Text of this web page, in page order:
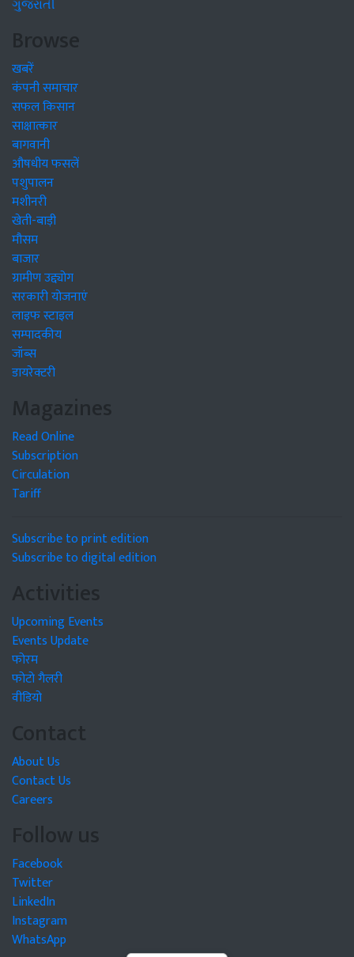
ગુજરાતી
Browse
खबरें
कंपनी समाचार
सफल किसान
साक्षात्कार
बागवानी
औषधीय फसलें
पशुपालन
मशीनरी
खेती-बाड़ी
मौसम
बाजार
ग्रामीण उद्द्योग
सरकारी योजनाएं
लाइफ स्टाइल
सम्पादकीय
जॉब्स
डायरेक्टरी
Magazines
Read Online
Subscription
Circulation
Tariff
Subscribe to print edition
Subscribe to digital edition
Activities
Upcoming Events
Events Update
फोरम
फोटो गैलरी
वीडियो
Contact
About Us
Contact Us
Careers
Follow us
Facebook
Twitter
LinkedIn
Instagram
WhatsApp